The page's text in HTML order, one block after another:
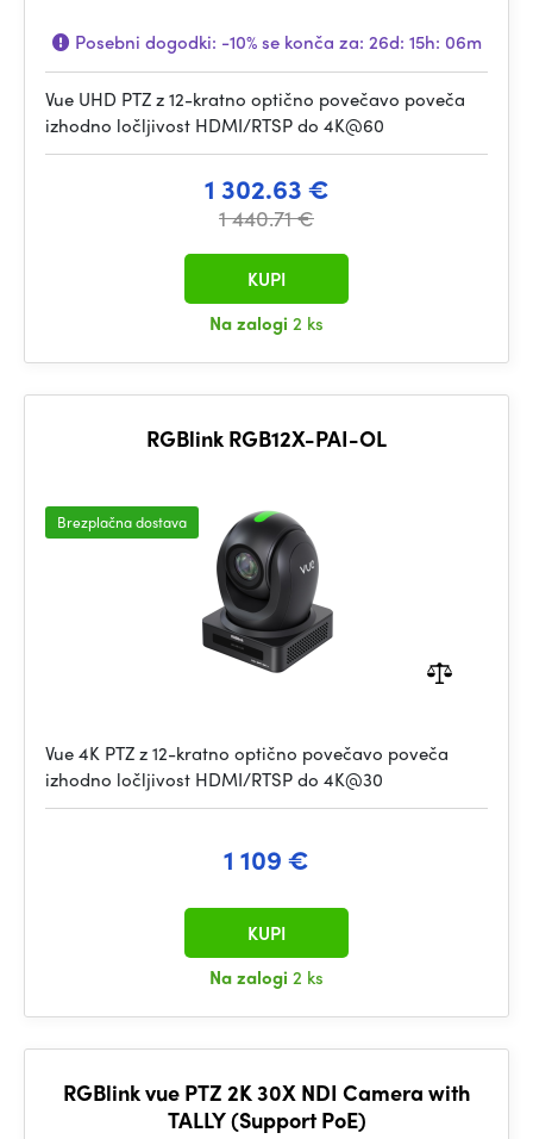
Posebni dogodki: -10%se konča za: 26d: 15h: 06m
Vue UHD PTZ z 12-kratno optično povečavo poveča
izhodno ločljivost HDMI/RTSP do 4K@60
1 302.63 €
1 440.71 €
Na zalogi 2 ks
KUPI
RGBlink RGB12X-PAI-OL
Brezplačna dostava
Vue 4K PTZ z 12-kratno optično povečavo poveča
izhodno ločljivost HDMI/RTSP do 4K@30
1 109 €
Na zalogi 2 ks
KUPI
RGBlink vue PTZ 2K 30X NDI Camera with
TALLY (Support PoE)